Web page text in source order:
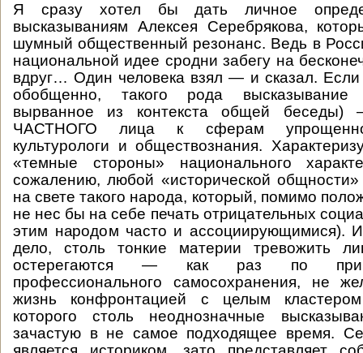
Я сразу хотел бы дать личное
высказываниям Алексея Серебрякова,
шумный общественный резонанс. Ведь в
национальной идее сродни забегу на
вдруг… Один человека взял — и сказал. Если
обобщенно, такого рода высказывание
вырванное из контекста общей беседы)
ЧАСТНОГО лица к сферам
культурологи и обществознания.
«темные стороны» национального
сожалению, любой «исторической
на свете такого народа, который, помимо
не нес бы на себе печать отрицательных
этим народом часто и ассоциирующимися).
дело, столь тонкие материи тревожить
остерегаются — как раз по
профессионального самосохранения, не
жизнь конфронтацией с целым
которого столь неоднозначные
зачастую в не самое подходящее время.